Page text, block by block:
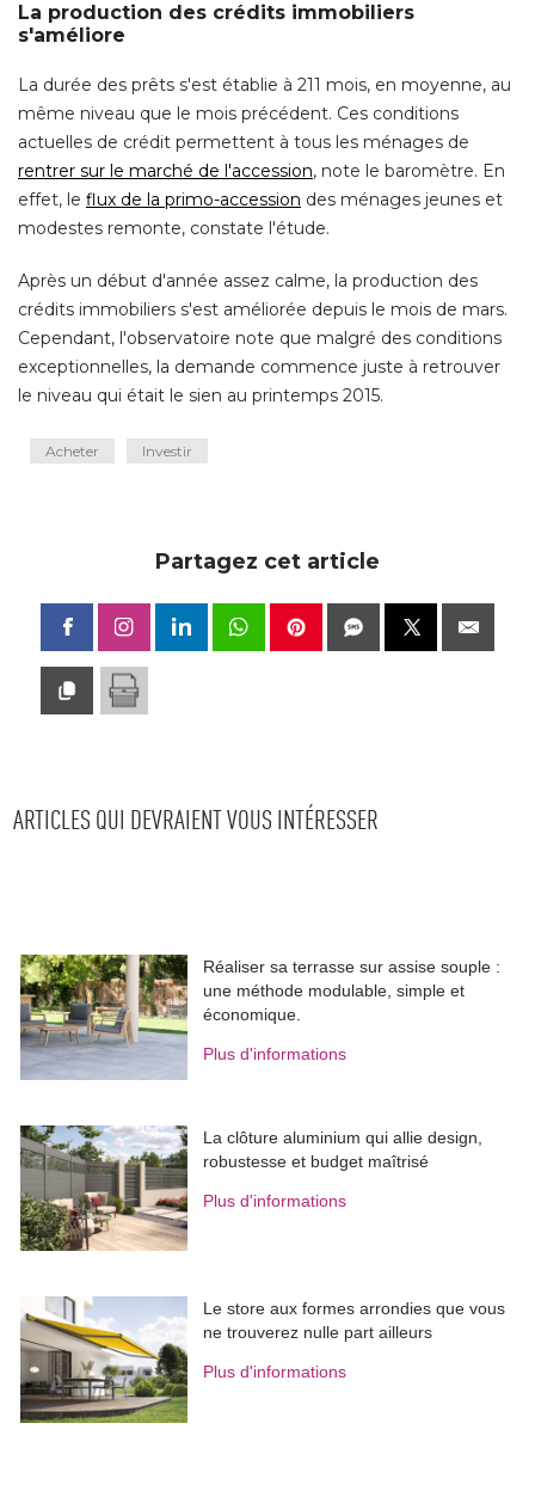
La production des crédits immobiliers
s'améliore
La durée des prêts s'est établie à 211 mois, en moyenne, au
même niveau que le mois précédent. Ces conditions
actuelles de crédit permettent à tous les ménages de
rentrer sur le marché de l'accession, note le baromètre. En
effet, le flux de la primo-accession des ménages jeunes et
modestes remonte, constate l'étude.
Après un début d'année assez calme, la production des
crédits immobiliers s'est améliorée depuis le mois de mars.
Cependant, l'observatoire note que malgré des conditions
exceptionnelles, la demande commence juste à retrouver
le niveau qui était le sien au printemps 2015.
Acheter Investir
Partagez cet article
ARTICLES QUI DEVRAIENT VOUS INTÉRESSER
Réaliser sa terrasse sur assise souple :
une méthode modulable, simple et
économique.
Plus d'informations
La clôture aluminium qui allie design,
robustesse et budget maîtrisé
Plus d'informations
Le store aux formes arrondies que vous
ne trouverez nulle part ailleurs
Plus d'informations